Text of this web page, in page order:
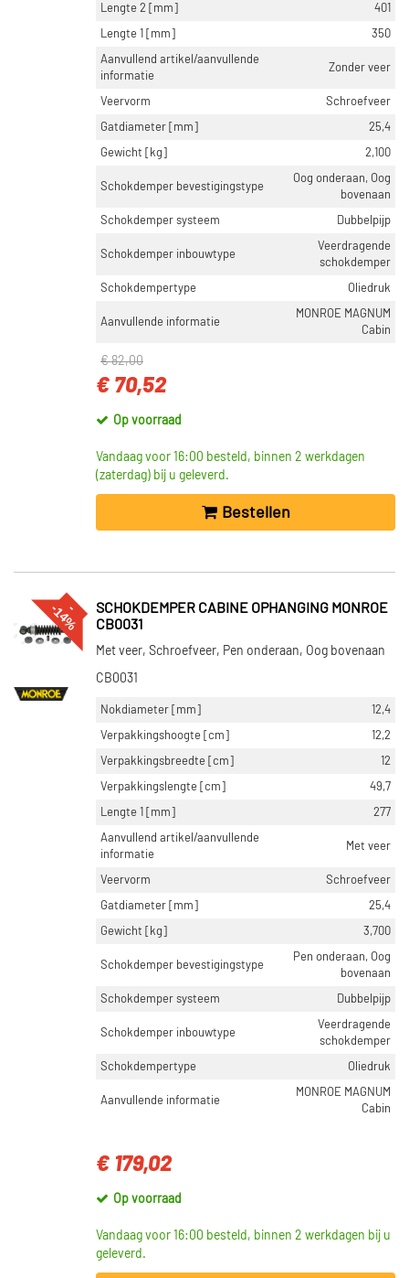
Lengte 2 [mm]
401
Lengte 1 [mm]
350
Aanvullend artikel/aanvullende
informatie
Zonder veer
Veervorm
Schroefveer
Gatdiameter [mm]
25,4
Gewicht [kg]
2,100
Schokdemper bevestigingstype
Oog onderaan, Oog
bovenaan
Schokdemper systeem
Dubbelpijp
Schokdemper inbouwtype
Veerdragende
schokdemper
Schokdempertype
Oliedruk
Aanvullende informatie
MONROE MAGNUM
Cabin
€ 82,00
€ 70,52
Op voorraad
Vandaag voor 16:00 besteld, binnen 2 werkdagen
(zaterdag) bij u geleverd.
Bestellen
--
1
4
%
SCHOKDEMPER CABINE OPHANGING MONROE
CB0031
Met veer, Schroefveer, Pen onderaan, Oog bovenaan
CB0031
Nokdiameter [mm]
12,4
Verpakkingshoogte [cm]
12,2
Verpakkingsbreedte [cm]
12
Verpakkingslengte [cm]
49,7
Lengte 1 [mm]
277
Aanvullend artikel/aanvullende
informatie
Met veer
Veervorm
Schroefveer
Gatdiameter [mm]
25,4
Gewicht [kg]
3,700
Schokdemper bevestigingstype
Pen onderaan, Oog
bovenaan
Schokdemper systeem
Dubbelpijp
Schokdemper inbouwtype
Veerdragende
schokdemper
Schokdempertype
Oliedruk
Aanvullende informatie
MONROE MAGNUM
Cabin
€ 179,02
Op voorraad
Vandaag voor 16:00 besteld, binnen 2 werkdagen bij u
geleverd.